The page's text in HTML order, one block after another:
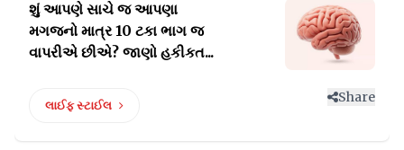
શું આપણે સાચે જ આપણા
મગજનો માત્ર 10 ટકા ભાગ જ
વાપરીએ છીએ? જાણો હકીકત...
લાઈફ સ્ટાઈલ
Share